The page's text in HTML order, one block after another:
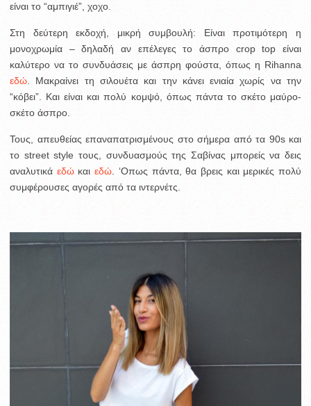
είναι το “αμπιγιέ”, χοχο.
Στη δεύτερη εκδοχή, μικρή συμβουλή: Είναι προτιμότερη η
μονοχρωμία – δηλαδή αν επέλεγες το άσπρο crop top είναι
καλύτερο να το συνδυάσεις με άσπρη φούστα, όπως η Rihanna
εδώ . Μακραίνει τη σιλουέτα και την κάνει ενιαία χωρίς να την
“κόβει”. Και είναι και πολύ κομψό, όπως πάντα το σκέτο μαύρο-
σκέτο άσπρο.
Τους, απευθείας επαναπατρισμένους στο σήμερα από τα 90s και
το street style τους, συνδυασμούς της Σαβίνας μπορείς να δεις
αναλυτικά εδώκαιεδώ . ‘Οπως πάντα, θα βρεις και μερικές πολύ
συμφέρουσες αγορές από τα ιντερνέτς.